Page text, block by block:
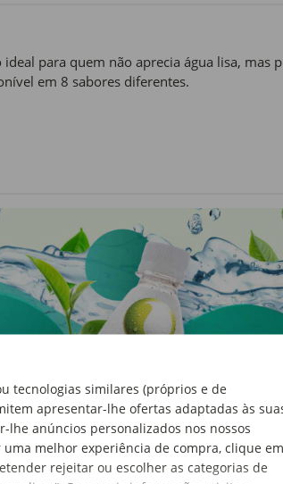
tecnologias similares (próprios e de
apresentar-lhe ofertas adaptadas às
lhe anúncios personalizados nos nossos
melhor experiência de compra, clique em
rejeitar ou escolher as categorias de
ideal para quem não aprecia água lisa,
em 8 sabores diferentes.